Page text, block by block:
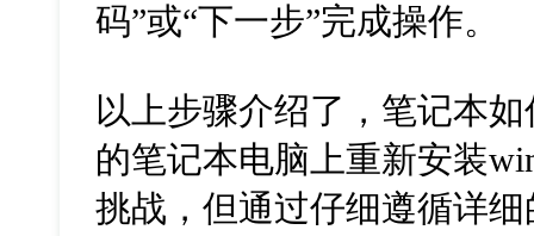
码”或“下一步”完成操作。
以上步骤介绍了，笔记本
的笔记本电脑上重新安装
挑战，但通过仔细遵循详